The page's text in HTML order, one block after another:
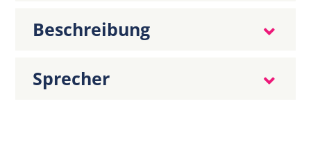
Beschreibung
Sprecher